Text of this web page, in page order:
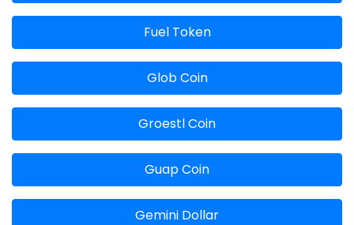
Fuel Token
Glob Coin
Groestl Coin
Guap Coin
Gemini Dollar